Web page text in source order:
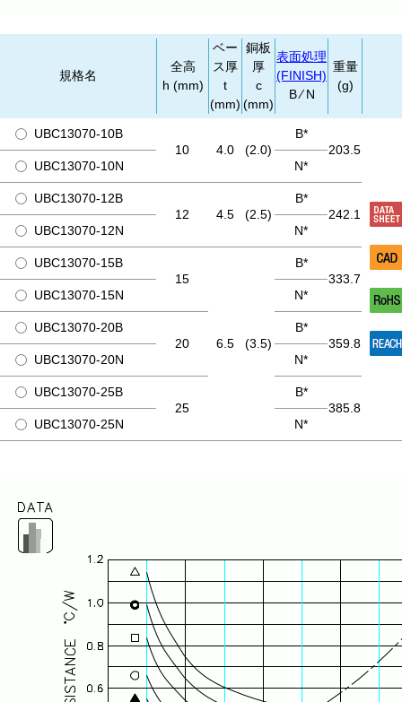
規格名
全高
h (mm)
ベー
ス厚
t
(mm)
銅板
厚
c
(mm)
表面処理
(FINISH)
B ⁄ N
重量
(g)
UBC13070-10B
10
4.0 (2.0)
B*
203.5
UBC13070-10N
N*
UBC13070-12B
12
4.5 (2.5)
B*
242.1
UBC13070-12N
N*
UBC13070-15B
15
6.5 (3.5)
B*
333.7
UBC13070-15N
N*
UBC13070-20B
20
B*
359.8
UBC13070-20N
N*
UBC13070-25B
25
B*
385.8
UBC13070-25N
N*